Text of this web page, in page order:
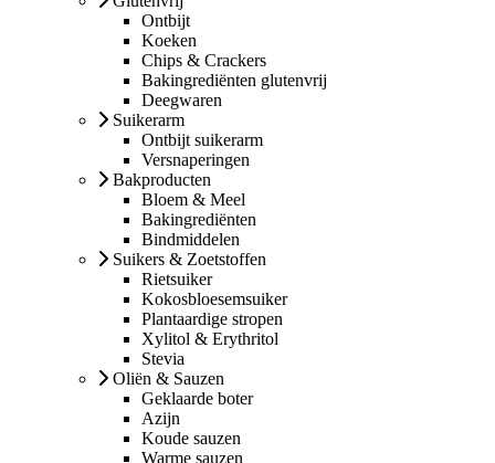
Ontbijt
Koeken
Chips & Crackers
Bakingrediënten glutenvrij
Deegwaren
Suikerarm
Ontbijt suikerarm
Versnaperingen
Bakproducten
Bloem & Meel
Bakingrediënten
Bindmiddelen
Suikers & Zoetstoffen
Rietsuiker
Kokosbloesemsuiker
Plantaardige stropen
Xylitol & Erythritol
Stevia
Oliën & Sauzen
Geklaarde boter
Azijn
Koude sauzen
Warme sauzen